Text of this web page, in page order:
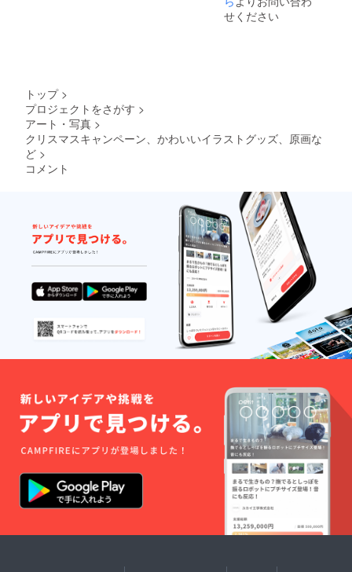
せください
トップ >
プロジェクトをさがす >
アート・写真 >
クリスマスキャンペーン、かわいいイラストグッズ、原画な
ど >
コメント